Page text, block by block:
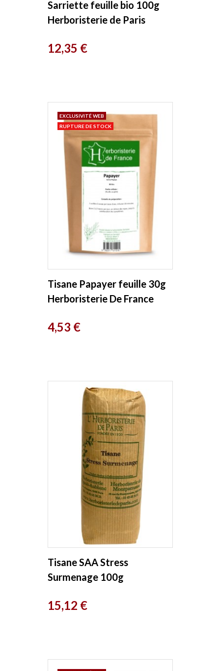
Sarriette feuille bio 100g
Herboristerie de Paris
Prix
12,35 €
Tisane Papayer feuille 30g
Herboristerie De France
Prix
4,53 €
EXCLUSIVITÉ WEB
RUPTURE DE STOCK
Tisane SAA Stress
Surmenage 100g
Prix
15,12 €